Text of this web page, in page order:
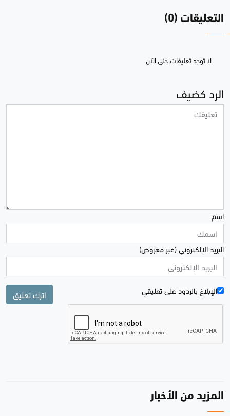
التعليقات (0)
لا توجد تعليقات حتى الآن
الرد كضيف
اسم
البريد الإلكتروني (غير معروض)
الإبلاغ بالردود علی تعليقي اترك تعليق
المزيد من الأخبار